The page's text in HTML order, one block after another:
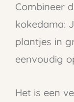
Combineer
kokedama:
plantjes in
eenvoudig
Het is een